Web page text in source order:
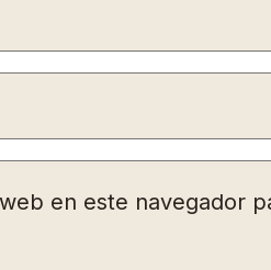
en este navegador